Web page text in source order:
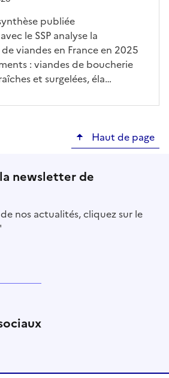
publiée
le SSP analyse la
viandes en France en 2025
: viandes de boucherie
et surgelées, éla…
Haut de page
newsletter de
nos actualités, cliquez sur le